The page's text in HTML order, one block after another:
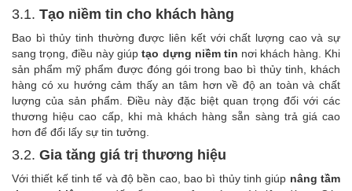
3.1. Tạo niềm tin cho khách hàng
Bao bì thủy tinh thường được liên kết với chất lượng cao và sự
sang trọng, điều này giúptạo dựng niềm tin nơi khách hàng. Khi
sản phẩm mỹ phẩm được đóng gói trong bao bì thủy tinh, khách
hàng có xu hướng cảm thấy an tâm hơn về độ an toàn và chất
lượng của sản phẩm. Điều này đặc biệt quan trọng đối với các
thương hiệu cao cấp, khi mà khách hàng sẵn sàng trả giá cao
hơn để đổi lấy sự tin tưởng.
3.2. Gia tăng giá trị thương hiệu
Với thiết kế tinh tế và độ bền cao, bao bì thủy tinh giúp nâng tầm